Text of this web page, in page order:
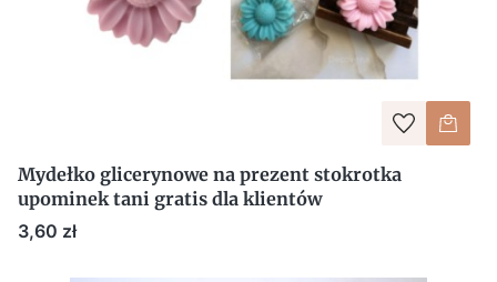
Mydełko glicerynowe na prezent stokrotka
upominek tani gratis dla klientów
Cena
3,60 zł